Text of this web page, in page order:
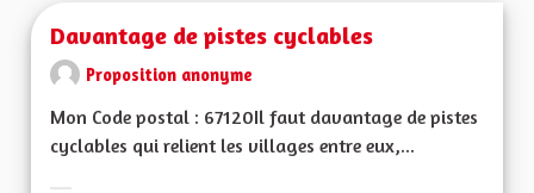
Davantage de pistes cyclables
Proposition anonyme
Mon Code postal : 67120Il faut davantage de pistes
cyclables qui relient les villages entre eux,...